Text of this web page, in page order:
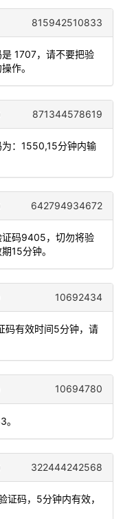
815942510833
是 1707，请不要把验
作。
871344578619
为：1550,15分钟内输
642794934672
证码9405，切勿将验
15分钟。
10692434
码有效时间5分钟，请
10694780
322444242568
证码，5分钟内有效，